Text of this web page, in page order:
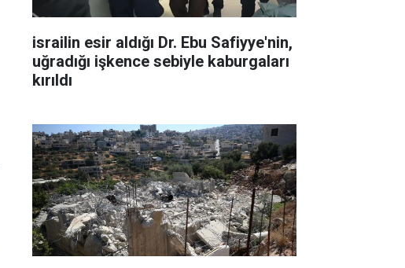
israilin esir aldığı Dr. Ebu Safiyye'nin,
uğradığı işkence sebiyle kaburgaları
kırıldı